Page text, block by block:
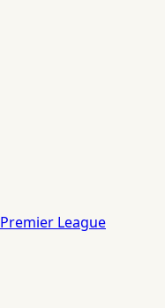
Premier League